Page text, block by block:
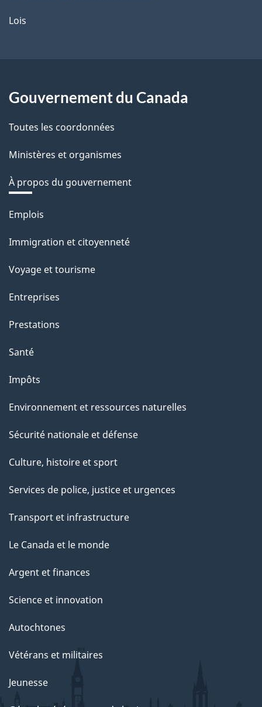
Lois
Gouvernement du Canada
Toutes les coordonnées
Ministères et organismes
À propos du gouvernement
Thèmes
sujets
Emplois
Immigration et citoyenneté
Voyage et tourisme
Entreprises
Prestations
Santé
Impôts
Environnement et ressources naturelles
Sécurité nationale et défense
Culture, histoire et sport
Services de police, justice et urgences
Transport et infrastructure
Le Canada et le monde
Argent et finances
Science et innovation
Autochtones
Vétérans et militaires
Jeunesse